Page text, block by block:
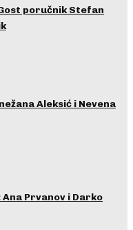
Gost poručnik Stefan
Aleksić i Nevena
Ana Prvanov i Darko